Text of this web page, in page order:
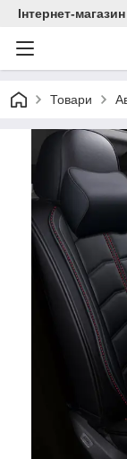
Інтернет-
Товари